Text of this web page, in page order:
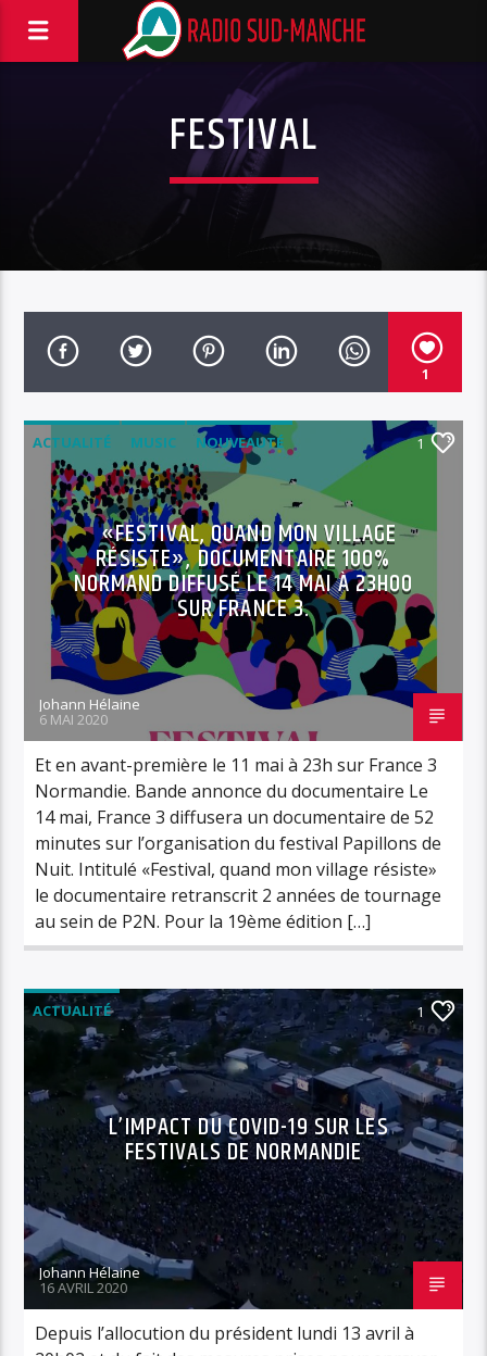
FESTIVAL
1
ACTUALITÉ MUSIC NOUVEAUTÉ 1
«FESTIVAL, QUAND MON VILLAGE
RÉSISTE», DOCUMENTAIRE 100%
NORMAND DIFFUSÉ LE 14 MAI À 23H00
SUR FRANCE 3.
Johann Hélaine
6 MAI 2020
Et en avant-première le 11 mai à 23h sur France 3
Normandie. Bande annonce du documentaire Le
14 mai, France 3 diffusera un documentaire de 52
minutes sur l’organisation du festival Papillons de
Nuit. Intitulé «Festival, quand mon village résiste»
le documentaire retranscrit 2 années de tournage
au sein de P2N. Pour la 19ème édition […]
ACTUALITÉ 1
L’IMPACT DU COVID-19 SUR LES
FESTIVALS DE NORMANDIE
Johann Hélaine
16 AVRIL 2020
Depuis l’allocution du président lundi 13 avril à